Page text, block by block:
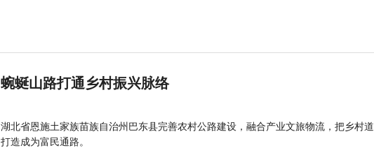
蜿蜒山路打通乡村振兴脉络
湖北省恩施土家族苗族自治州巴东县完善农村公路建设，融合产业文旅物流，把乡村
打造成为富民通路。